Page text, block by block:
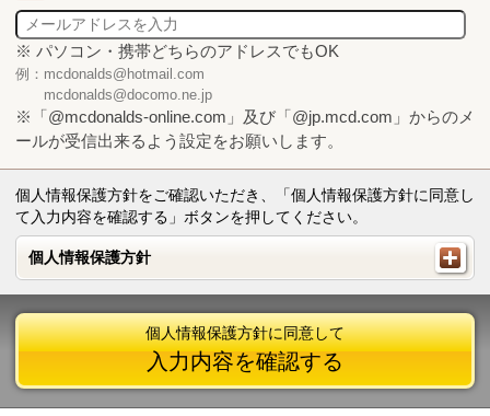
※ パソコン・携帯どちらのアドレスでもOK
例：mcdonalds@hotmail.com
mcdonalds@docomo.ne.jp
※「@mcdonalds-online.com」及び「@jp.mcd.com」からのメ
ールが受信出来るよう設定をお願いします。
個人情報保護方針をご確認いただき、「個人情報保護方針に同意し
て入力内容を確認する」ボタンを押してください。
個人情報保護方針
個人情報保護方針
個人情報保護方針に同意して
入力内容を確認する